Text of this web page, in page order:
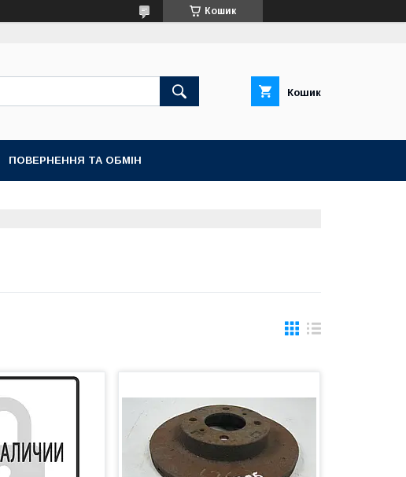
Кошик
Кошик
ПОВЕРНЕННЯ ТА ОБМІН